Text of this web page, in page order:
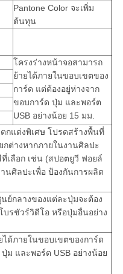
Pantone Color จะเพิ่ม
ต้นทุน
โครงร่างหน้าจอสามารถ
ย้ายได้ภายในขอบเขตของ
การ์ด แต่ต้องอยู่ห่างจาก
ขอบการ์ด ปุ่ม และพอร์ต
USB อย่างน้อย 15 มม.
กแต่งพิเศษ โปรดสร้างพื้นที่
กต่างหากภายในงานศิลปะ
เลือก เช่น (สปอตยูวี ฟอยล์
นศิลปะเพื่อ ป้องกันการผลิต
ย์กลางของแต่ละปุ่มจะต้อง
รชัวร์วิดีโอ หรือปุ่มอื่นอย่าง
ด้ภายในขอบเขตของการ์ด
ม และพอร์ต USB อย่างน้อย